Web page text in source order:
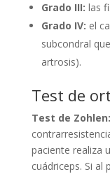
Grado III: las
Grado IV: el
subcondral
artrosis).
Test de
Test de Zohlen:
paciente realiza
cuádriceps. Si al